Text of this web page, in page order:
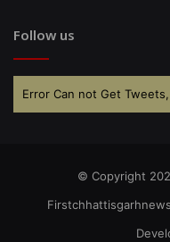
Follow us
Error Can not Get
© Copyright
Firstchhattisgarhnews